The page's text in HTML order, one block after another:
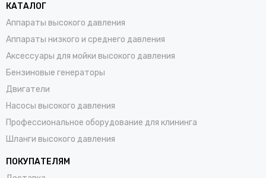
КАТАЛОГ
Аппараты высокого давления
Аппараты низкого и среднего давления
Аксессуары для мойки высокого давления
Бензиновые генераторы
Двигатели
Насосы высокого давления
Профессиональное оборудование для клининга
Шланги высокого давления
ПОКУПАТЕЛЯМ